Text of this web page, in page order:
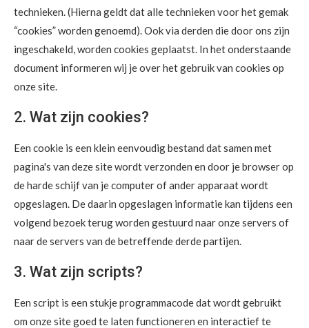
technieken. (Hierna geldt dat alle technieken voor het gemak
“cookies” worden genoemd). Ook via derden die door ons zijn
ingeschakeld, worden cookies geplaatst. In het onderstaande
document informeren wij je over het gebruik van cookies op
onze site.
2. Wat zijn cookies?
Een cookie is een klein eenvoudig bestand dat samen met
pagina's van deze site wordt verzonden en door je browser op
de harde schijf van je computer of ander apparaat wordt
opgeslagen. De daarin opgeslagen informatie kan tijdens een
volgend bezoek terug worden gestuurd naar onze servers of
naar de servers van de betreffende derde partijen.
3. Wat zijn scripts?
Een script is een stukje programmacode dat wordt gebruikt
om onze site goed te laten functioneren en interactief te